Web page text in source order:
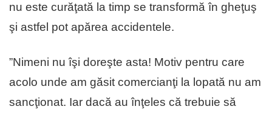
nu este curăţată la timp se transformă în gheţuş
şi astfel pot apărea accidentele.
”Nimeni nu îşi doreşte asta! Motiv pentru care
acolo unde am găsit comercianţi la lopată nu am
sancţionat. Iar dacă au înţeles că trebuie să